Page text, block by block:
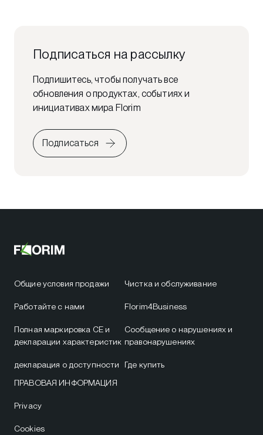
Подписаться на рассылку
Подпишитесь, чтобы получать все
обновления о продуктах, событиях и
инициативах мира Florim
Подписаться
Общие условия продажи
Работайте с нами
Полная маркировка CE и
декларации характеристик
декларация о доступности
Чистка и обслуживание
Florim4Business
Сообщение о нарушениях и
правонарушениях
Где купить
ПРАВОВАЯ ИНФОРМАЦИЯ
Privacy
Cookies